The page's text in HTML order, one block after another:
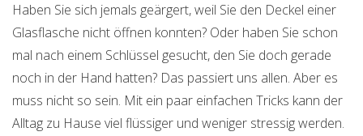
Haben Sie sich jemals geärgert, weil Sie den Deckel einer
Glasflasche nicht öffnen konnten? Oder haben Sie schon
mal nach einem Schlüssel gesucht, den Sie doch gerade
noch in der Hand hatten? Das passiert uns allen. Aber es
muss nicht so sein. Mit ein paar einfachen Tricks kann der
Alltag zu Hause viel flüssiger und weniger stressig werden.